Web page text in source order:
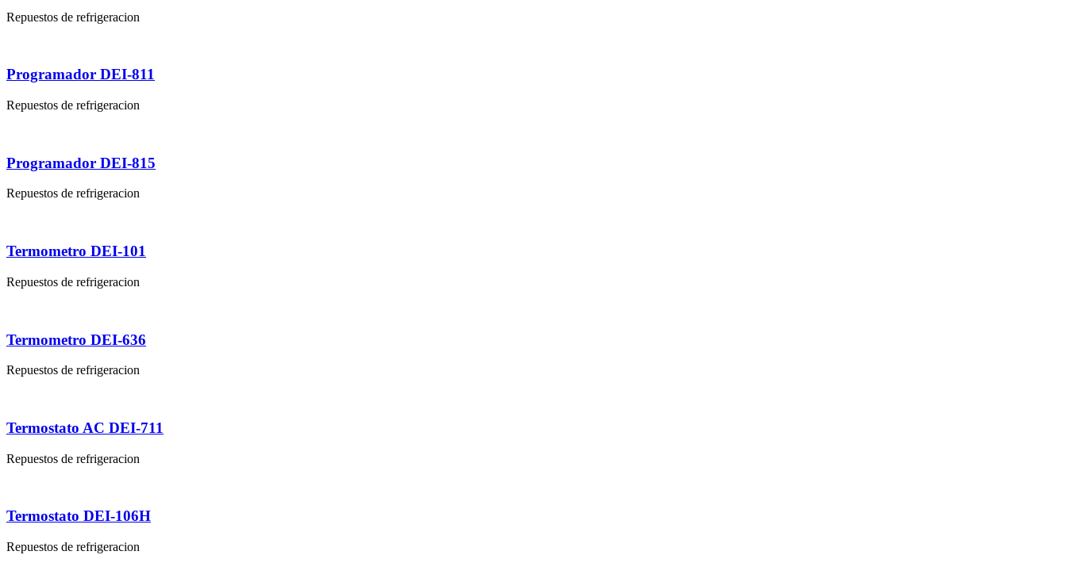
Repuestos de refrigeracion
Programador DEI-811
Repuestos de refrigeracion
Programador DEI-815
Repuestos de refrigeracion
Termometro DEI-101
Repuestos de refrigeracion
Termometro DEI-636
Repuestos de refrigeracion
Termostato AC DEI-711
Repuestos de refrigeracion
Termostato DEI-106H
Repuestos de refrigeracion